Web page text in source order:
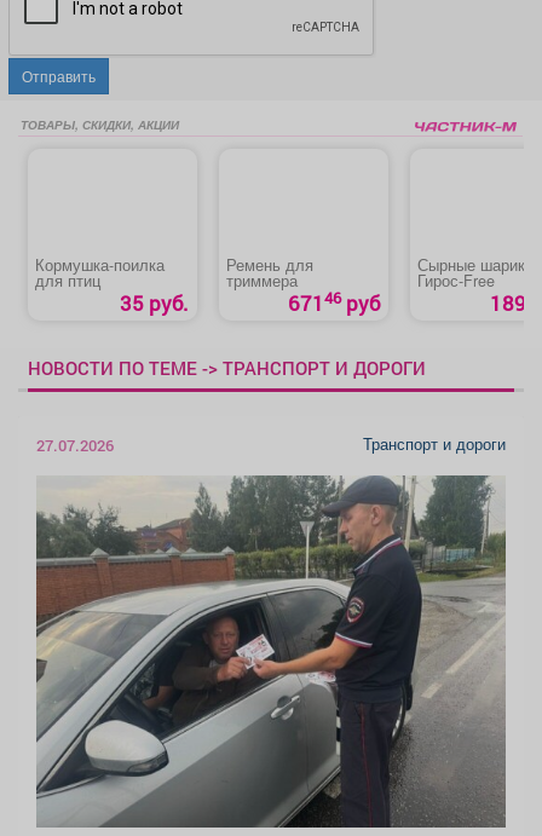
Отправить
ТОВАРЫ, СКИДКИ, АКЦИИ
Кормушка-поилка
для птиц
35 руб.
Ремень для
триммера
67146руб
Сырные шарики
Гирос‑Free
189
НОВОСТИ ПО ТЕМЕ -> ТРАНСПОРТ И ДОРОГИ
27.07.2026 Транспорт и дороги